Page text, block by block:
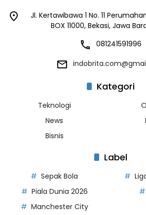
Jl. Kertawibawa 1 No. 11
BOX 11000, Bekasi, Jawa
081241591996
Kategori
Teknologi
News
Bisnis
Label
Sepak Bola
Piala Dunia 2026
Manchester City